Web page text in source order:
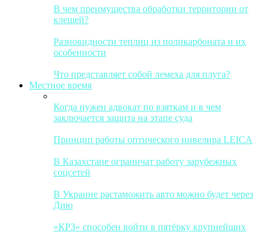
В чем преимущества обработки территории от
клещей?
Разновидности теплиц из поликарбоната и их
особенности
Что представляет собой лемеха для плуга?
Местное время
Когда нужен адвокат по взяткам и в чем
заключается защита на этапе суда
Принцип работы оптического нивелира LEICA
В Казахстане ограничат работу зарубежных
соцсетей
В Украине растаможить авто можно будет через
Дию
«КРЗ» способен войти в пятёрку крупнейших